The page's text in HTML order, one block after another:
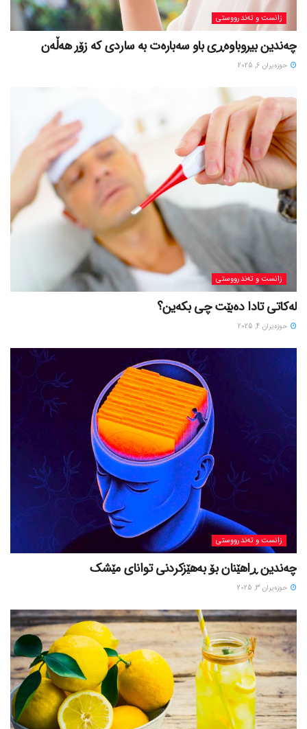
زانست و تەندرووستی
چەندین بیروباوەڕی باو سەبارەت بە ساردی کە زۆر هەڵەن
حوزه‌یران 6, 2025
زانست و تەندرووستی
لەکاتی تادا دەبێت چی بکەین؟
حوزه‌یران 4, 2025
زانست و تەندرووستی
چەندین ڕاهێنان بۆ بەهێزکردنی توانای مێشک
حوزه‌یران 3, 2025